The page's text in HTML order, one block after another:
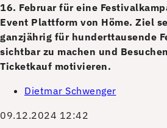
16. Februar für eine
Event Plattform von Höme. Ziel
ganzjährig für hunderttausende
sichtbar zu machen und
Ticketkauf motivieren.
Dietmar Schwenger
09.12.2024 12:42